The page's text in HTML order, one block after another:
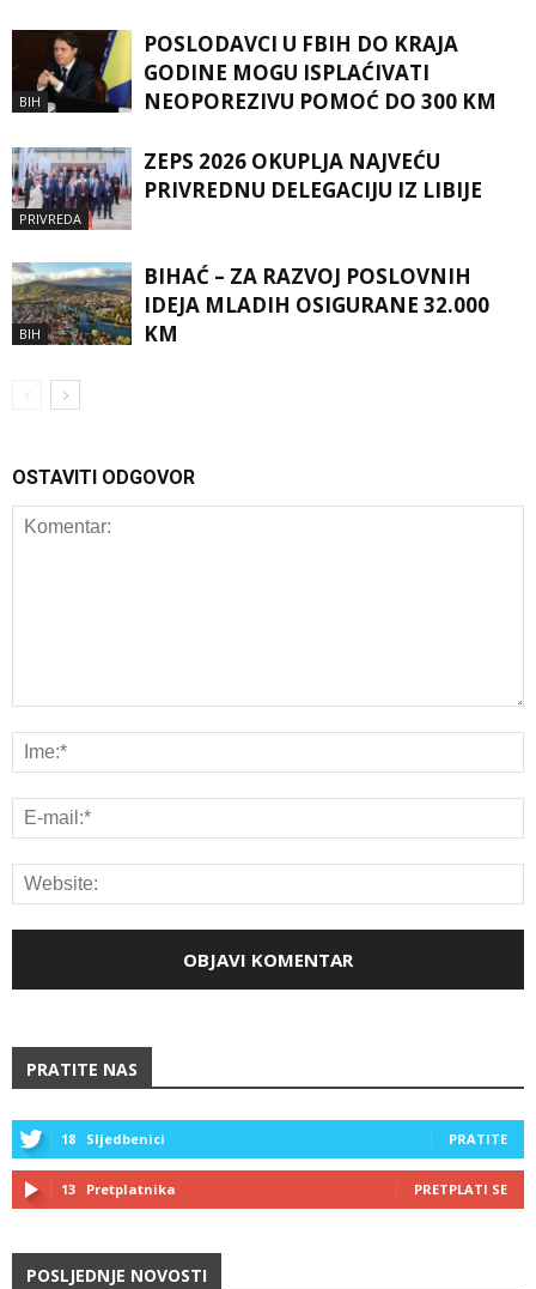
BIH
POSLODAVCI U FBIH DO KRAJA
GODINE MOGU ISPLAĆIVATI
NEOPOREZIVU POMOĆ DO 300 KM
PRIVREDA
ZEPS 2026 OKUPLJA NAJVEĆU
PRIVREDNU DELEGACIJU IZ LIBIJE
BIH
BIHAĆ – ZA RAZVOJ POSLOVNIH
IDEJA MLADIH OSIGURANE 32.000
KM
OSTAVITI ODGOVOR
PRATITE NAS
18 Sljedbenici PRATITE
13 Pretplatnika PRETPLATI SE
POSLJEDNJE NOVOSTI